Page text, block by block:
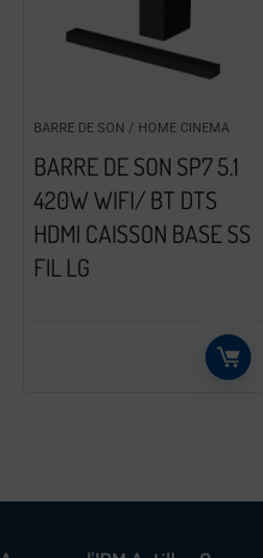
BARRE DE SON / HOME CINEMA
BARRE DE SON SP7 5.1
420W WIFI/ BT DTS
HDMI CAISSON BASE SS
FIL LG